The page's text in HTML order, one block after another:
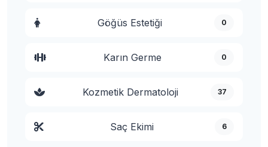
Göğüs Estetiği 0
Karın Germe 0
Kozmetik Dermatoloji 37
Saç Ekimi 6